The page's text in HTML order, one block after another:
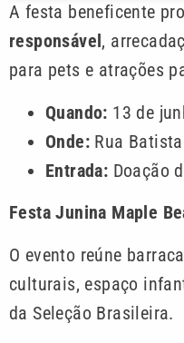
A festa beneficente
responsável ,
para pets e atrações
Quando: 13 de
Onde: Rua
Entrada: Doação
Festa Junina Maple
O evento reúne
culturais, espaço
da Seleção Brasileira.